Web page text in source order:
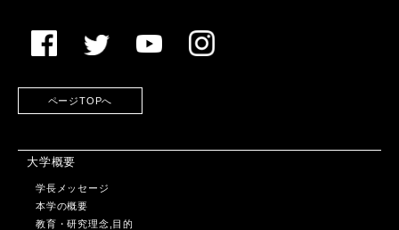
ページTOPへ
大学概要
学長メッセージ
本学の概要
教育・研究理念,目的